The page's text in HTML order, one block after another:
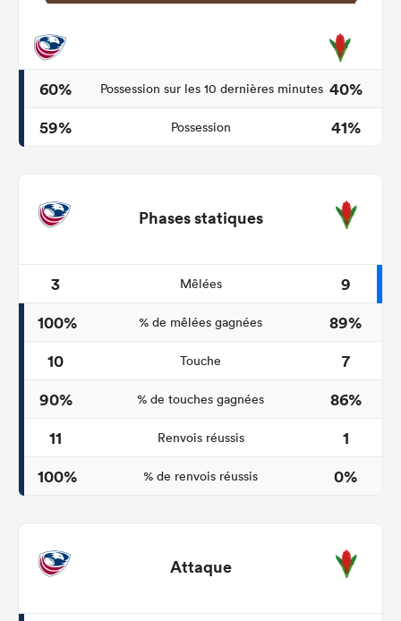
60% Possession sur les 10 dernières minutes 40%
59%
Possession 41%
Phases statiques
3 Mêlées
9
100%
% de mêlées gagnées
89%
10
Touche
7
90%
% de touches gagnées
86%
11
Renvois réussis
1
100%
% de renvois réussis 0%
Attaque